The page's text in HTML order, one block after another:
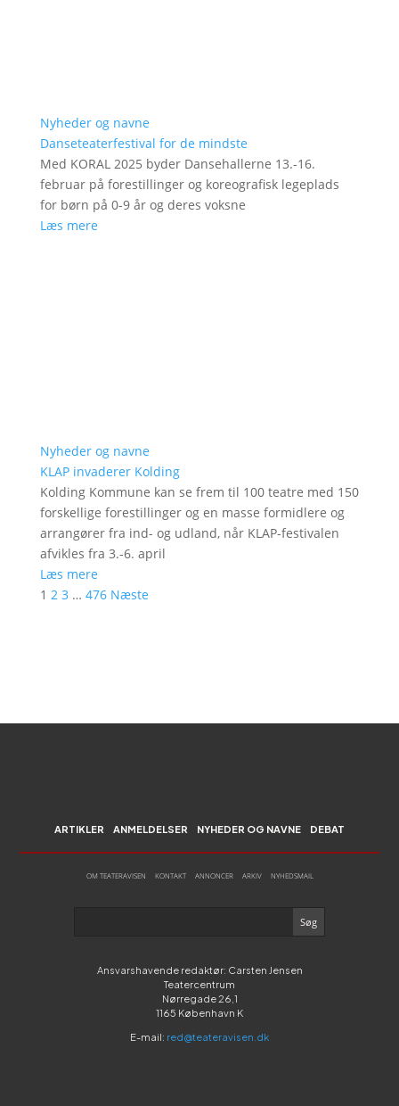
Nyheder og navne
Danseteaterfestival for de mindste
Med KORAL 2025 byder Dansehallerne 13.-16.
februar på forestillinger og koreografisk legeplads
for børn på 0-9 år og deres voksne
Læs mere
Nyheder og navne
KLAP invaderer Kolding
Kolding Kommune kan se frem til 100 teatre med 150
forskellige forestillinger og en masse formidlere og
arrangører fra ind- og udland, når KLAP-festivalen
afvikles fra 3.-6. april
Læs mere
1 2 3 … 476 Næste
ARTIKLER ANMELDELSER NYHEDER OG NAVNE DEBAT
OM TEATERAVISEN KONTAKT ANNONCER ARKIV NYHEDSMAIL
Ansvarshavende redaktør: Carsten Jensen
Teatercentrum
Nørregade 26,1
1165 København K
E-mail: red@teateravisen.dk